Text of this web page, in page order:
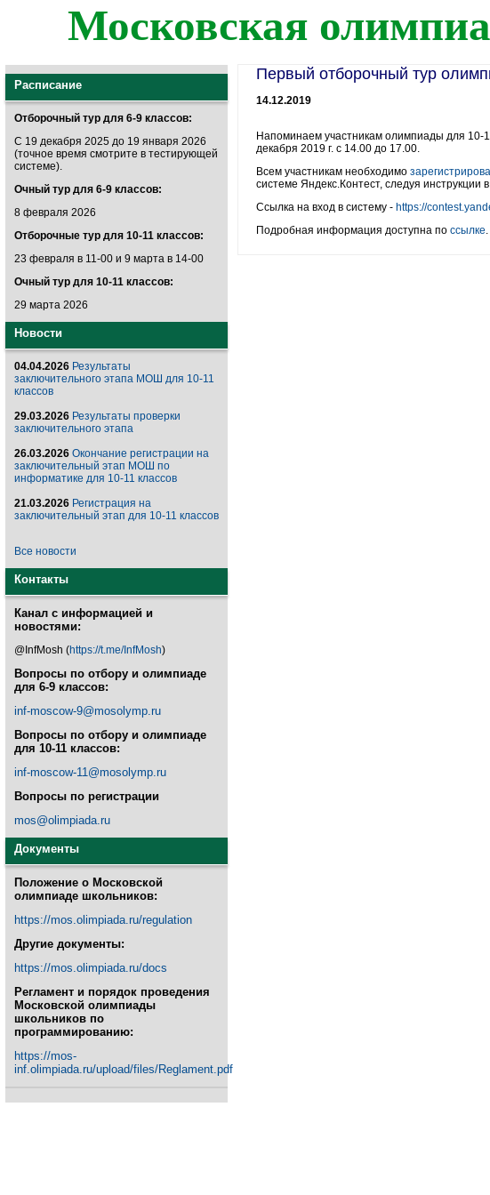
Московская
Расписание
Отборочный тур для 6-9 классов:
С 19 декабря 2025 до 19 января 2026
(точное время смотрите в тестирующей
системе).
Очный тур для 6-9 классов:
8 февраля 2026
Отборочные тур для 10-11 классов:
23 февраля в 11-00 и 9 марта в 14-00
Очный тур для 10-11 классов:
29 марта 2026
Новости
04.04.2026 Результаты
заключительного этапа МОШ для 10-11
классов
29.03.2026 Результаты проверки
заключительного этапа
26.03.2026 Окончание регистрации на
заключительный этап МОШ по
информатике для 10-11 классов
21.03.2026 Регистрация на
заключительный этап для 10-11 классов
Все новости
Контакты
Канал с информацией и
новостями:
@InfMosh (https://t.me/InfMosh)
Вопросы по отбору и олимпиаде
для 6-9 классов:
inf-moscow-9@mosolymp.ru
Вопросы по отбору и олимпиаде
для 10-11 классов:
inf-moscow-11@mosolymp.ru
Вопросы по регистрации
mos@olimpiada.ru
Документы
Положение о Московской
олимпиаде школьников:
https://mos.olimpiada.ru/regulation
Другие документы:
https://mos.olimpiada.ru/docs
Регламент и порядок проведения
Московской олимпиады
школьников по
программированию:
https://mos-
inf.olimpiada.ru/upload/files/Reglament.pdf
Первый отборочный тур
14.12.2019
Напоминаем участникам олимпиады для 10-
декабря 2019 г. с 14.00 до 17.00.
Всем участникам необходимо
системе Яндекс.Контест, следуя инструкции
Ссылка на вход в систему - https://
Подробная информация доступна по ссылке.